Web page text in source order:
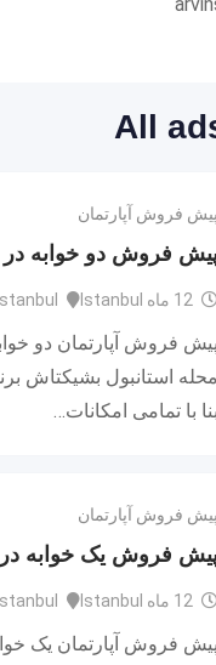
All
پیش فروش آپارتمان
فروش دو خوابه در
12 ماه ago Istanbul
پیش فروش آپارتمان دو
محله استانبول بشیکتاش
بنا با تمامی امکانات…
پیش فروش آپارتمان
فروش یک خوابه در
12 ماه ago Istanbul
پیش فروش آپارتمان یک